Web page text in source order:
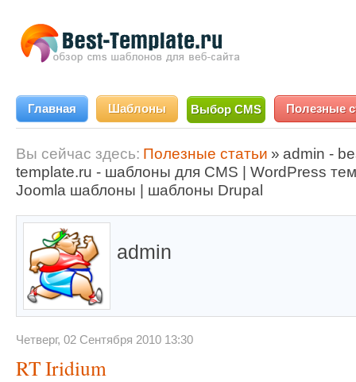
Главная Шаблоны Выбор CMS Полезные
Вы сейчас здесь: Полезные статьи » admin -
template.ru - шаблоны для CMS | WordPress
Joomla шаблоны | шаблоны Drupal
admin
Четверг, 02 Сентября 2010 13:30
RT Iridium